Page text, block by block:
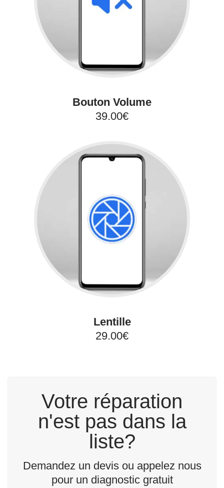
Bouton Volume
39.00€
Lentille
29.00€
Votre réparation
n'est pas dans la
liste?
Demandez un devis ou appelez nous
pour un diagnostic gratuit